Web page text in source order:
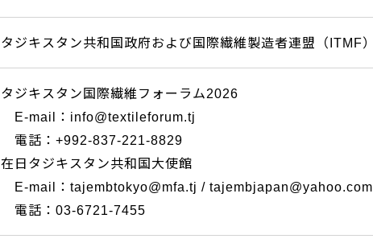
タジキスタン共和国政府および国際繊維製造者連盟（ITMF）
タジキスタン国際繊維フォーラム2026
E-mail：info@textileforum.tj
電話：+992-837-221-8829
在日タジキスタン共和国大使館
E-mail：tajembtokyo@mfa.tj / tajembjapan@yahoo.com
電話：03-6721-7455